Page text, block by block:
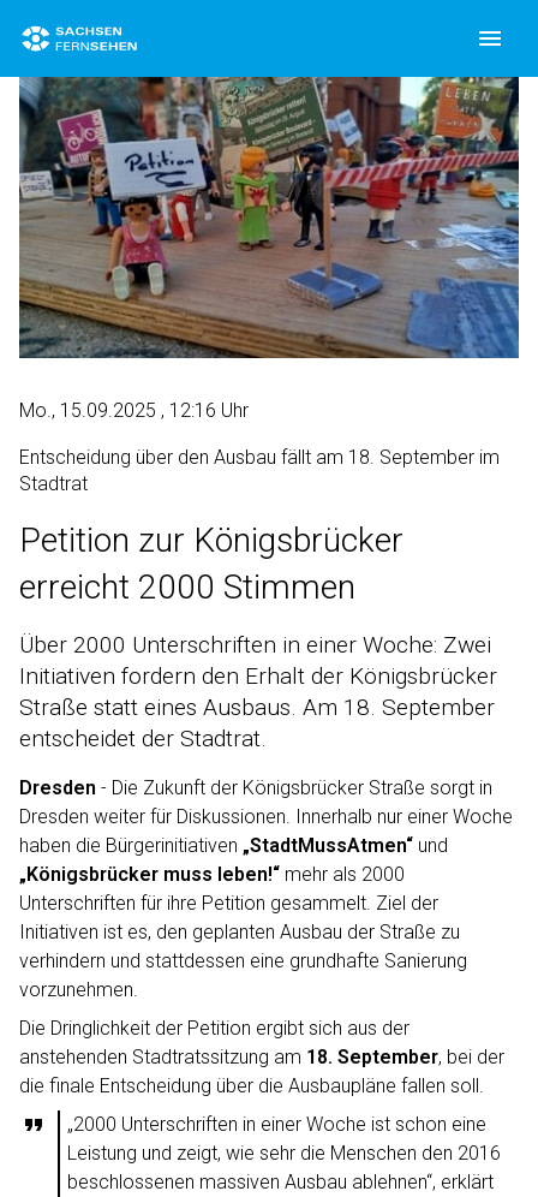
menu
Mo., 15.09.2025 , 12:16 Uhr
Entscheidung über den Ausbau fällt am 18. September im
Stadtrat
Petition zur Königsbrücker
erreicht 2000 Stimmen
Über 2000 Unterschriften in einer Woche: Zwei
Initiativen fordern den Erhalt der Königsbrücker
Straße statt eines Ausbaus. Am 18. September
entscheidet der Stadtrat.
Dresden - Die Zukunft der Königsbrücker Straße sorgt in
Dresden weiter für Diskussionen. Innerhalb nur einer Woche
haben die Bürgerinitiativen „StadtMussAtmen“ und
„Königsbrücker muss leben!“ mehr als 2000
Unterschriften für ihre Petition gesammelt. Ziel der
Initiativen ist es, den geplanten Ausbau der Straße zu
verhindern und stattdessen eine grundhafte Sanierung
vorzunehmen.
Die Dringlichkeit der Petition ergibt sich aus der
anstehenden Stadtratssitzung am 18. September, bei der
die finale Entscheidung über die Ausbaupläne fallen soll.
„2000 Unterschriften in einer Woche ist schon eine
Leistung und zeigt, wie sehr die Menschen den 2016
beschlossenen massiven Ausbau ablehnen“, erklärt